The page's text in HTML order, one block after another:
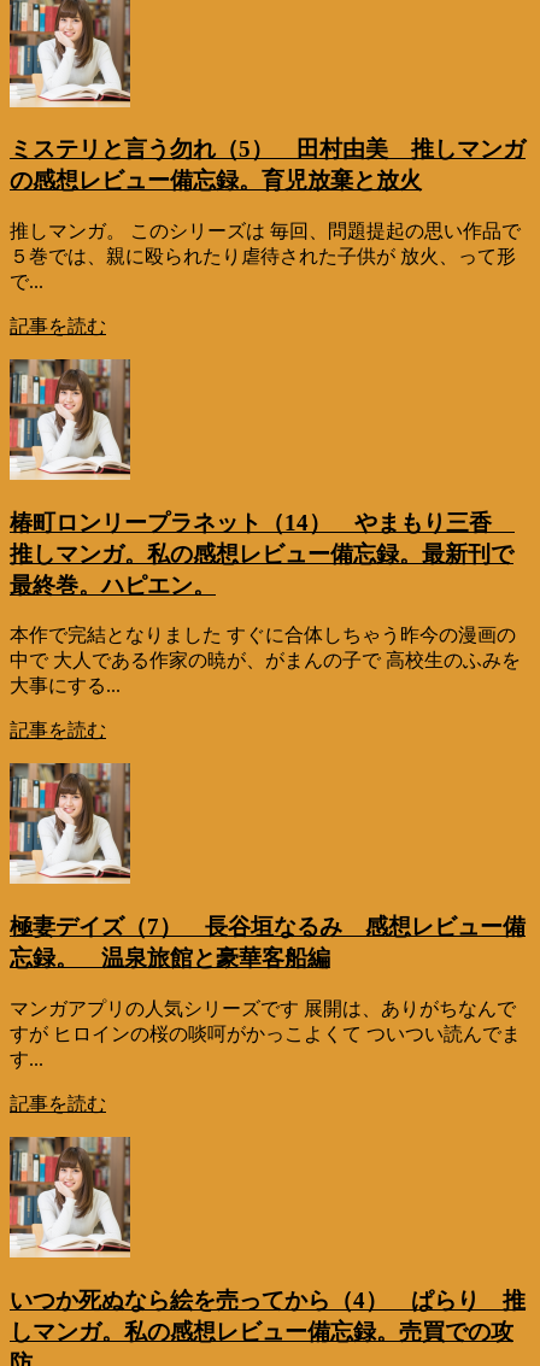
ミステリと言う勿れ（5） 田村由美 推しマンガ
の感想レビュー備忘録。育児放棄と放火
推しマンガ。 このシリーズは 毎回、問題提起の思い作品で
５巻では、親に殴られたり虐待された子供が 放火、って形
で...
記事を読む
椿町ロンリープラネット（14） やまもり三香
推しマンガ。私の感想レビュー備忘録。最新刊で
最終巻。ハピエン。
本作で完結となりました すぐに合体しちゃう昨今の漫画の
中で 大人である作家の暁が、がまんの子で 高校生のふみを
大事にする...
記事を読む
極妻デイズ（7） 長谷垣なるみ 感想レビュー備
忘録。 温泉旅館と豪華客船編
マンガアプリの人気シリーズです 展開は、ありがちなんで
すが ヒロインの桜の啖呵がかっこよくて ついつい読んでま
す...
記事を読む
いつか死ぬなら絵を売ってから（4） ぱらり 推
しマンガ。私の感想レビュー備忘録。売買での攻